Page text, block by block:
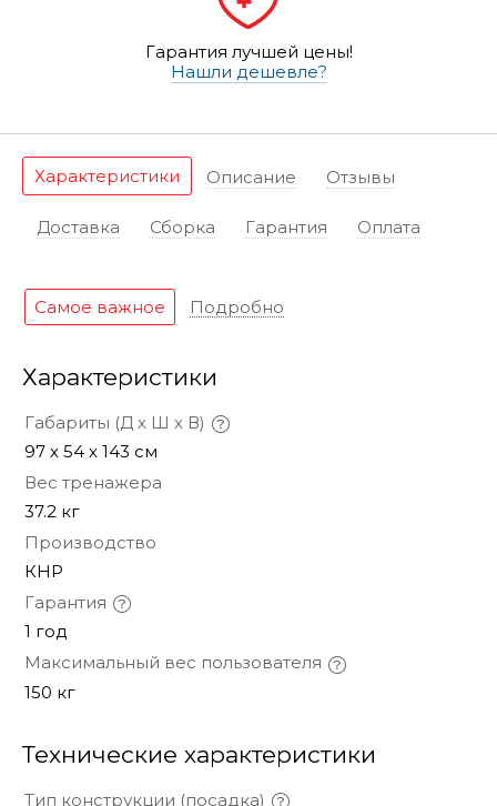
Гарантия лучшей цены!
Нашли дешевле?
Характеристики Описание Отзывы
Доставка Сборка Гарантия Оплата
Самое важное Подробно
Характеристики
Габариты (Д х Ш х В)
97 х 54 х 143 см
Вес тренажера
37.2 кг
Производство
КНР
Гарантия
1 год
Максимальный вес пользователя
150 кг
Технические характеристики
Тип конструкции (посадка)